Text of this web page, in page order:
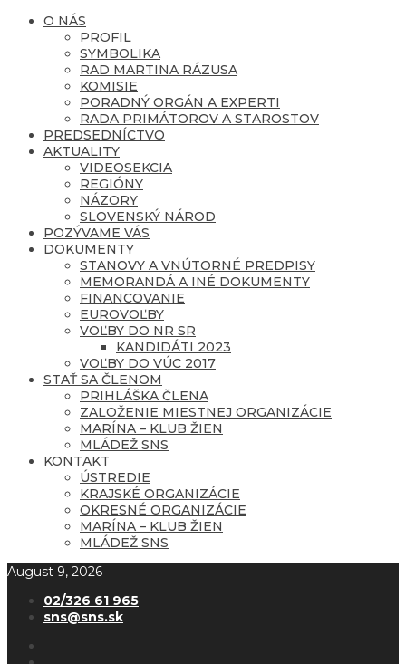
O NÁS
PROFIL
SYMBOLIKA
RAD MARTINA RÁZUSA
KOMISIE
PORADNÝ ORGÁN A EXPERTI
RADA PRIMÁTOROV A STAROSTOV
PREDSEDNÍCTVO
AKTUALITY
VIDEOSEKCIA
REGIÓNY
NÁZORY
SLOVENSKÝ NÁROD
POZÝVAME VÁS
DOKUMENTY
STANOVY A VNÚTORNÉ PREDPISY
MEMORANDÁ A INÉ DOKUMENTY
FINANCOVANIE
EUROVOĽBY
VOĽBY DO NR SR
KANDIDÁTI 2023
VOĽBY DO VÚC 2017
STAŤ SA ČLENOM
PRIHLÁŠKA ČLENA
ZALOŽENIE MIESTNEJ ORGANIZÁCIE
MARÍNA – KLUB ŽIEN
MLÁDEŽ SNS
KONTAKT
ÚSTREDIE
KRAJSKÉ ORGANIZÁCIE
OKRESNÉ ORGANIZÁCIE
MARÍNA – KLUB ŽIEN
MLÁDEŽ SNS
August 9, 2026
02/326 61 965
sns@sns.sk